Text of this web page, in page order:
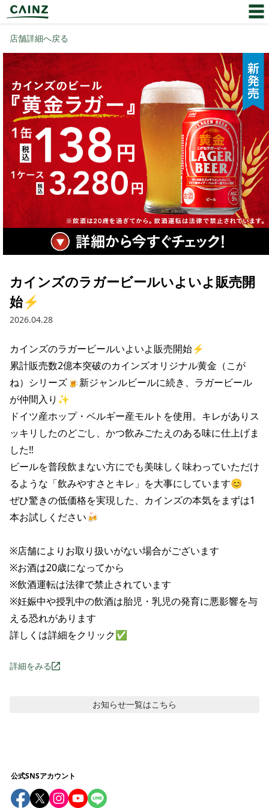
店舗詳細へ戻る
カインズのラガービールいよいよ販売開
始⚡️
2026.04.28
カインズのラガービールいよいよ販売開始⚡️
累計販売数2億本突破のカインズオリジナル黄金（こが
ね）シリーズ🍺新ジャンルビールに続き、ラガービール
が仲間入り✨
ドイツ産ホップ・ベルギー産モルトを使用。キレがありス
ッキリしたのどごし、かつ飲みごたえのある味に仕上げま
した‼️
ビールを普段飲まない方にでも美味しく味わっていただけ
るような「飲みやすさとキレ」を大事にしています😊
ぜひ驚きの低価格を実現した、カインズの本気をまずは1
本お試しください🍻
※店舗によりお取り扱いがない場合がございます
※お酒は20歳になってから
※飲酒運転は法律で禁止されています
※妊娠中や授乳中の飲酒は胎児・乳児の発育に悪影響を与
える恐れがあります
詳しくは詳細をクリック✅
詳細をみる
お知らせ一覧はこちら
公式SNSアカウント